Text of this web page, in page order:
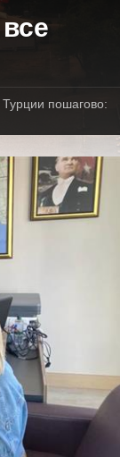
Турции пошагово: